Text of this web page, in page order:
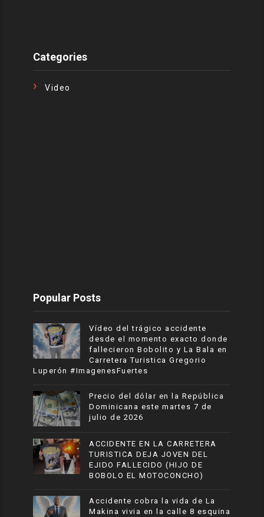
Categories
Video
Popular Posts
Vídeo del trágico accidente
desde el momento exacto donde
fallecieron Bobolito y La Bala en
Carretera Turistica Gregorio
Luperón #ImagenesFuertes
Precio del dólar en la República
Dominicana este martes 7 de
julio de 2026
ACCIDENTE EN LA CARRETERA
TURISTICA DEJA JOVEN DEL
EJIDO FALLECIDO (HIJO DE
BOBOLO EL MOTOCONCHO)
Accidente cobra la vida de La
Makina vivia en la calle 8 esquina